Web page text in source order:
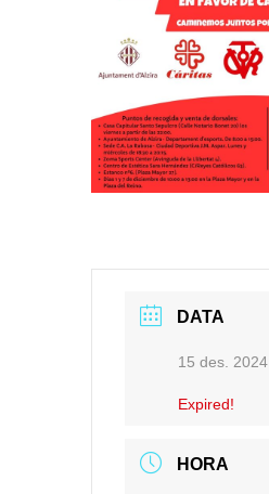
DATA
15 des. 2024
Expired!
HORA